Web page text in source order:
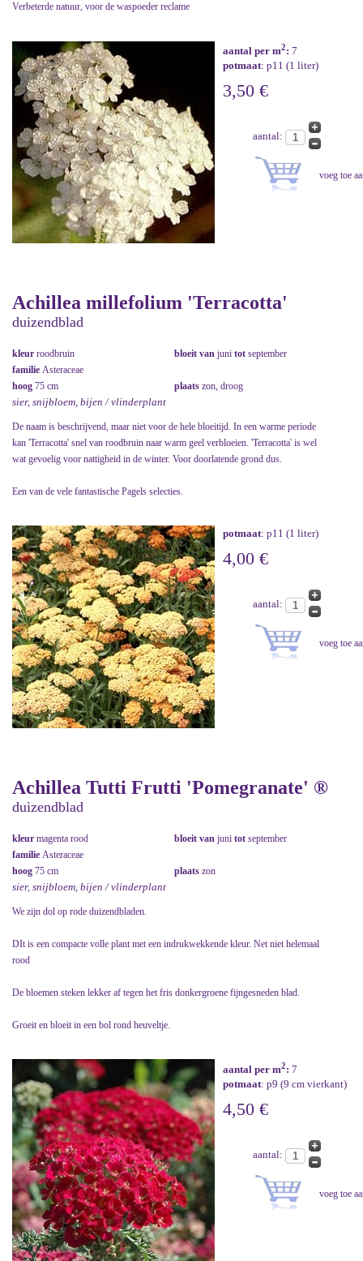
Verbeterde natuur, voor de waspoeder reclame
aantal per m2: 7
potmaat: p11 (1 liter)
3,50 €
aantal:
Achillea millefolium 'Terracotta'
duizendblad
kleur roodbruin bloeit van juni tot september
familie Asteraceae
hoog 75 cm plaats zon, droog
sier, snijbloem, bijen / vlinderplant
De naam is beschrijvend, maar niet voor de hele bloeitijd. In een warme periode
kan 'Terracotta' snel van roodbruin naar warm geel verbloeien. 'Terracotta' is wel
wat gevoelig voor nattigheid in de winter. Voor doorlatende grond dus.
Een van de vele fantastische Pagels selecties.
potmaat: p11 (1 liter)
4,00 €
aantal:
Achillea Tutti Frutti 'Pomegranate' ®
duizendblad
kleur magenta rood bloeit van juni tot september
familie Asteraceae
hoog 75 cm plaats zon
sier, snijbloem, bijen / vlinderplant
We zijn dol op rode duizendbladen.
DIt is een compacte volle plant met een indrukwekkende kleur. Net niet helemaal
rood
De bloemen steken lekker af tegen het fris donkergroene fijngesneden blad.
Groeit en bloeit in een bol rond heuveltje.
aantal per m2: 7
potmaat: p9 (9 cm vierkant)
4,50 €
aantal: